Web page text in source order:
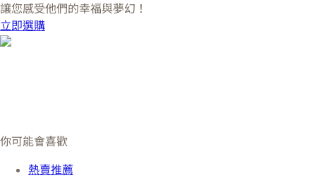
讓您感受他們的幸福與夢幻！
立即選購
你可能會喜歡
熱賣推薦